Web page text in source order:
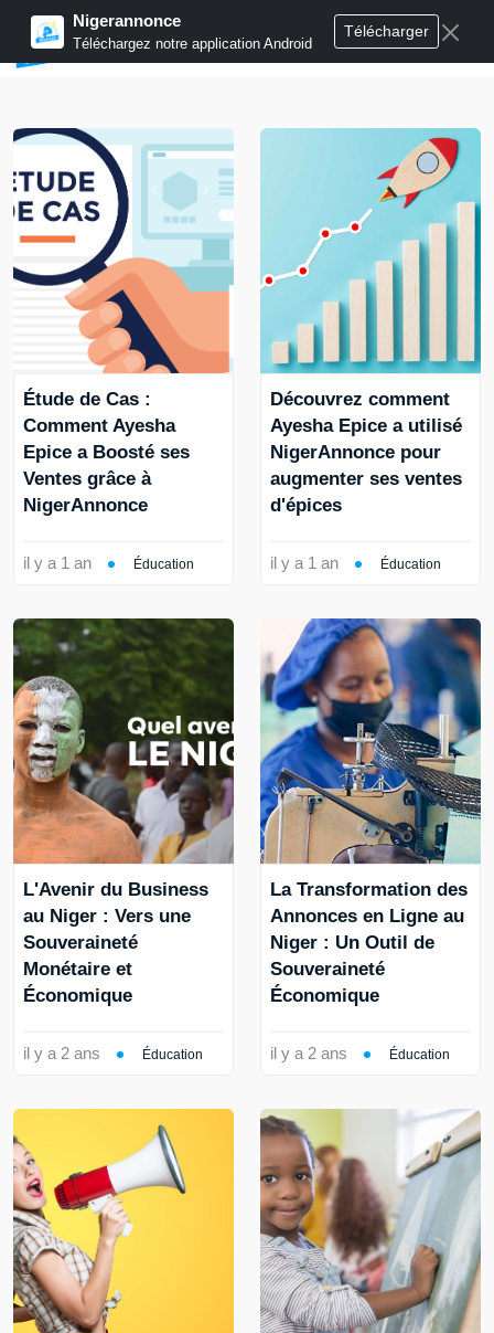
Nigerannonce
Téléchargez notre application Android
Télécharger
Publier annonces
Étude de Cas :
Comment Ayesha
Epice a Boosté ses
Ventes grâce à
NigerAnnonce
il y a 1 an Éducation
Découvrez comment
Ayesha Epice a utilisé
NigerAnnonce pour
augmenter ses ventes
d'épices
il y a 1 an Éducation
L'Avenir du Business
au Niger : Vers une
Souveraineté
Monétaire et
Économique
il y a 2 ans Éducation
La Transformation des
Annonces en Ligne au
Niger : Un Outil de
Souveraineté
Économique
il y a 2 ans Éducation